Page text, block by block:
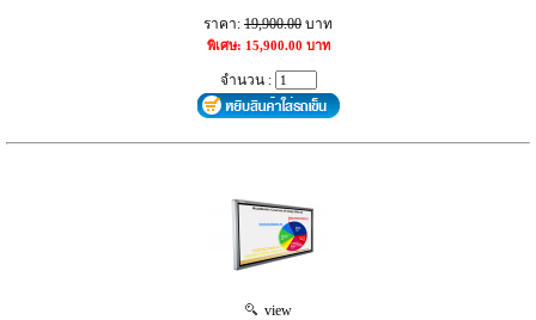
ราคา: 19,900.00 บาท
พิเศษ: 15,900.00 บาท
จำนวน :
view